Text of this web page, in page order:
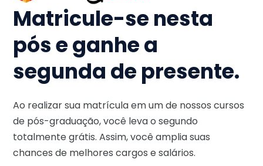
Matricule-se nesta
pós e ganhe a
segunda de presente.
Ao realizar sua matrícula em um de nossos cursos
de pós-graduação, você leva o segundo
totalmente grátis. Assim, você amplia suas
chances de melhores cargos e salários.